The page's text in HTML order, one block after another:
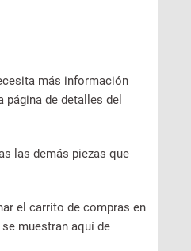
más información
de detalles del
las demás piezas que
el carrito de compras en
muestran aquí de